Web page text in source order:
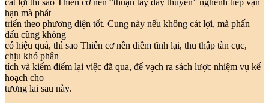
cát lợi thì sao Thiên cơ nên “thuận tay đảy thuyền” nghênh tiếp vận
hạn mà phát
triển theo phương diện tốt. Cung này nếu không cát lợi, mà phấn
đấu cũng không
có hiệu quả, thì sao Thiên cơ nên điềm tĩnh lại, thu thập tàn cục,
chịu khó phân
tích và kiểm điểm lại việc đã qua, để vạch ra sách lược nhiệm vụ kế
hoạch cho
tương lai sau này.